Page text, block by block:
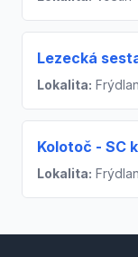
Lezecká
Lokalita:
Kolotoč - SC
Lokalita: